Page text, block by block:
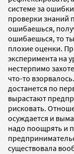
системе за
проверки знаний
ошибаешься,
ошибаешься, то
плохие оценки.
эксперимента на
нестерпимо
что-то
достанется по
вырастают
рисковать.
осуждается и
надо поощрять и
существовала